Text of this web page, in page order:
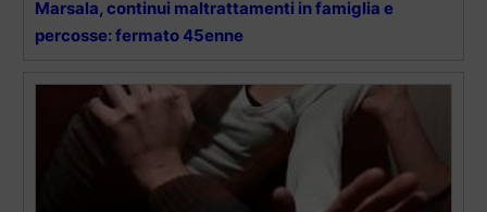
Marsala, continui maltrattamenti in famiglia e
percosse: fermato 45enne